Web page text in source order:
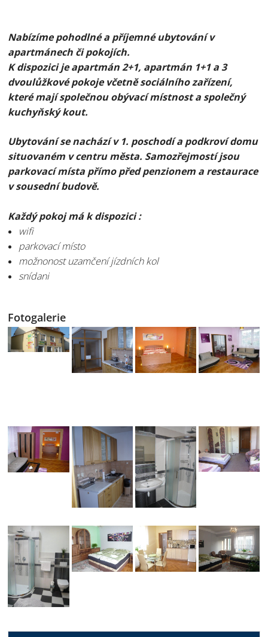
Nabízíme pohodlné a příjemné ubytování v
apartmánech či pokojích.
K dispozici je apartmán 2+1, apartmán 1+1 a 3
dvoulůžkové pokoje včetně sociálního zařízení,
které mají společnou obývací místnost a společný
kuchyňský kout.
Ubytování se nachází v 1. poschodí a podkroví domu
situovaném v centru města. Samozřejmostí jsou
parkovací místa přímo před penzionem a restaurace
v sousední budově.
Každý pokoj má k dispozici :
wifi
parkovací místo
možnonost uzamčení jízdních kol
snídani
Fotogalerie